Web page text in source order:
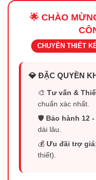
🌟 CHÀO
CHUYÊN THIẾT
💎 ĐẶC QUYỀN
🎨Tư vấn &
chuẩn xác nhất.
🛡️ Bảo hành 12
dài lâu.
💰Ưu đãi trợ
thiết).